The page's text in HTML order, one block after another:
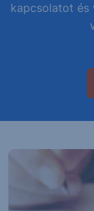
kapcsolatot és